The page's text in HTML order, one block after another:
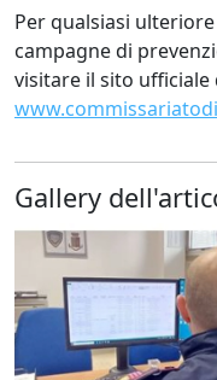
Per qualsiasi
campagne di
visitare il sito ufficiale
Gallery